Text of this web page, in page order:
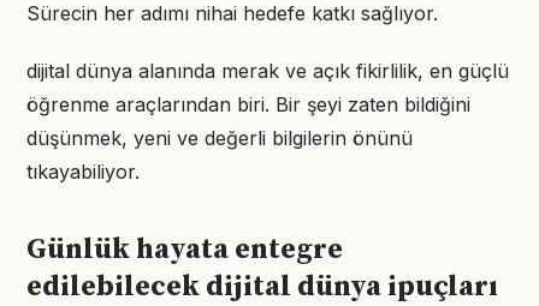
Sürecin her adımı nihai hedefe katkı sağlıyor.
dijital dünya alanında merak ve açık fikirlilik, en güçlü
öğrenme araçlarından biri. Bir şeyi zaten bildiğini
düşünmek, yeni ve değerli bilgilerin önünü
tıkayabiliyor.
Günlük hayata entegre
edilebilecek dijital dünya ipuçları